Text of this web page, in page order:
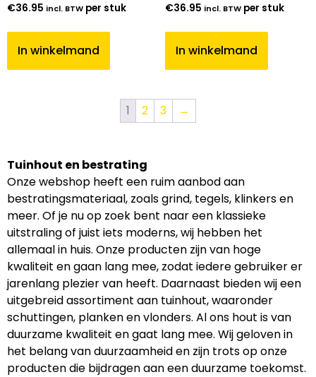
€36.95 incl. BTW per stuk
In winkelmand
€36.95 incl. BTW per stuk
In winkelmand
1 2 3 →
Tuinhout en bestrating
Onze webshop heeft een ruim aanbod aan
bestratingsmateriaal, zoals grind, tegels, klinkers en
meer. Of je nu op zoek bent naar een klassieke
uitstraling of juist iets moderns, wij hebben het
allemaal in huis. Onze producten zijn van hoge
kwaliteit en gaan lang mee, zodat iedere gebruiker er
jarenlang plezier van heeft. Daarnaast bieden wij een
uitgebreid assortiment aan tuinhout, waaronder
schuttingen, planken en vlonders. Al ons hout is van
duurzame kwaliteit en gaat lang mee. Wij geloven in
het belang van duurzaamheid en zijn trots op onze
producten die bijdragen aan een duurzame toekomst.